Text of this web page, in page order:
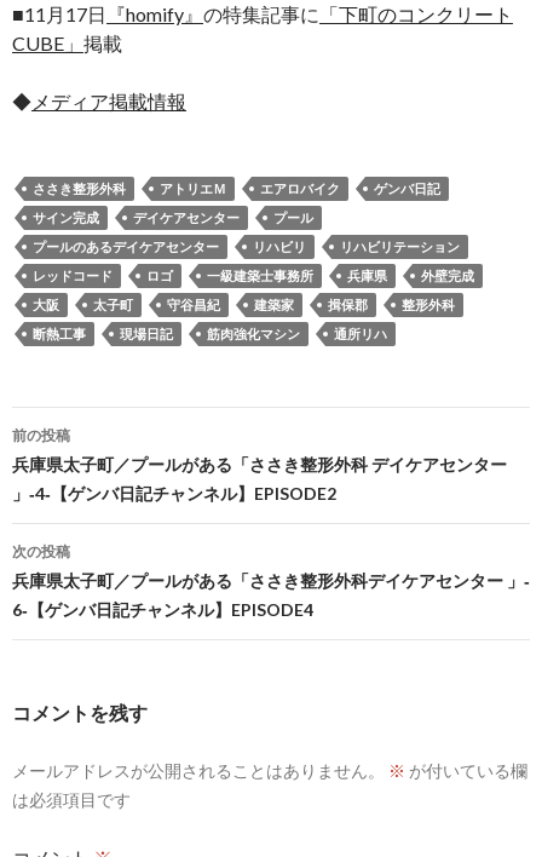
■11月17日 『homify』 の特集記事に 「下町のコンクリート
CUBE」 掲載
◆ メディア掲載情報
ささき整形外科 アトリエＭ エアロバイク
ゲンバ日記
サイン完成
デイケアセンター
プール
プールのあるデイケアセンター
リハビリ
リハビリテーション
レッドコード
ロゴ 一級建築士事務所 兵庫県
外壁完成
大阪
太子町 守谷昌紀 建築家 揖保郡
整形外科
断熱工事
現場日記 筋肉強化マシン 通所リハ
投
稿
ナ
ビ
ゲ
ー
ョ
ン
前の投稿
兵庫県太子町／プールがある「ささき整形外科 デイケアセンター
」‐4‐【ゲンバ日記チャンネル】EPISODE2
次の投稿
兵庫県太子町／プールがある「ささき整形外科デイケアセンター 」‐
6‐【ゲンバ日記チャンネル】EPISODE4
コメントを残す
メールアドレスが公開されることはありません。 ※ が付いている欄
は必須項目です